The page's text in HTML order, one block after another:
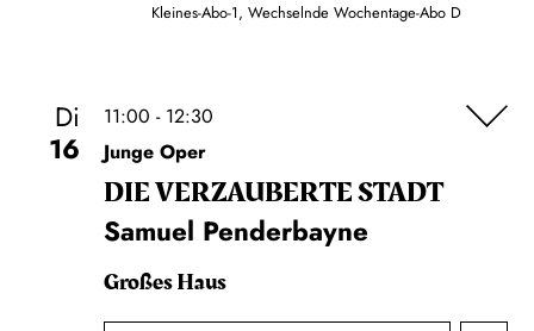
Kleines-Abo-1, Wechselnde Wochentage-Abo D
Di
16
11:00 - 12:30
Junge Oper
DIE VERZAUBERTE STADT
Samuel Penderbayne
Großes Haus